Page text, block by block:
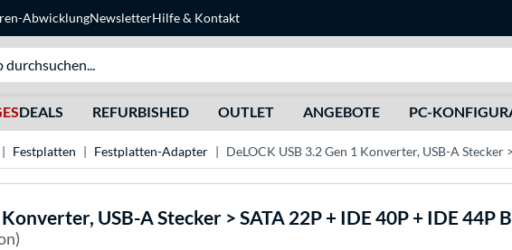
AbwicklungNewsletterHilfe& Kontakt
DEALS REFURBISHED OUTLET ANGEBOTE PC-
Festplatten Festplatten-Adapter DeLOCK USB 3.2 Gen 1 Konverter, USB-A Stecker
USB-A Stecker > SATA 22P + IDE 40P + IDE 44P